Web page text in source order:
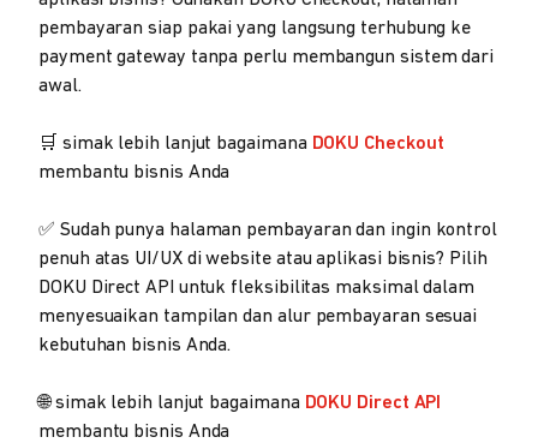
pembayaran siap pakai yang langsung terhubung ke
payment gateway tanpa perlu membangun sistem dari
awal.
🛒 simak lebih lanjut bagaimana DOKU Checkout
membantu bisnis Anda
✅ Sudah punya halaman pembayaran dan ingin kontrol
penuh atas UI/UX di website atau aplikasi bisnis? Pilih
DOKU Direct API untuk fleksibilitas maksimal dalam
menyesuaikan tampilan dan alur pembayaran sesuai
kebutuhan bisnis Anda.
🌐 simak lebih lanjut bagaimana DOKU Direct API
membantu bisnis Anda